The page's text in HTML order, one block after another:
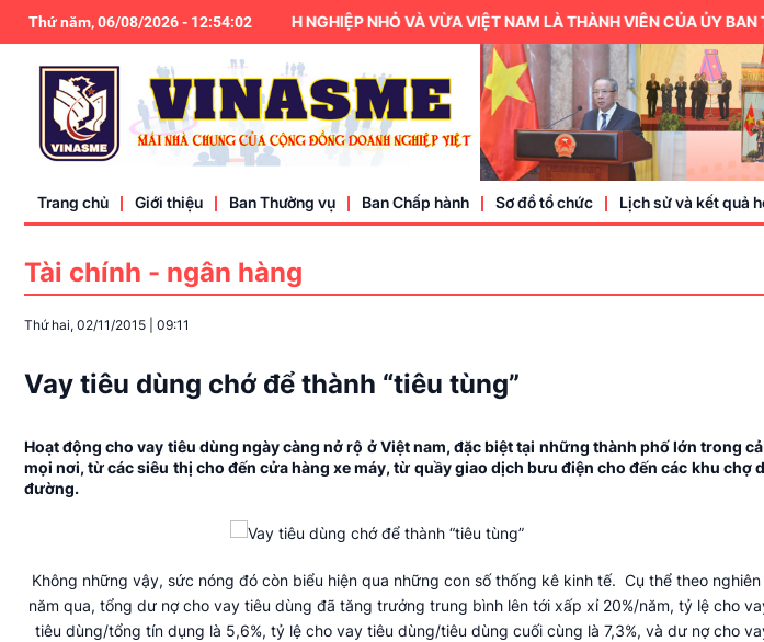
Thứ năm, 06/08/2026- 12:54:02
HIỆP HỘI DOANH NGHIỆP NHỎ VÀ VỪA VIỆT NAM LÀ THÀNH VIÊN CỦA ỦY BAN
Trang chủ Giới thiệu
Điều lệ
Liên hệ
Ban Thường vụ Ban Chấp hành Sơ đồ tổ chức Lịch sử và kết quả
Tài chính - ngân hàng
Thứ hai, 02/11/2015 09:11
Vay tiêu dùng chớ để thành “tiêu tùng”
Hoạt động cho vay tiêu dùng ngày càng nở rộ ở Việt nam, đặc biệt tại những thành phố lớn trong
mọi nơi, từ các siêu thị cho đến cửa hàng xe máy, từ quầy giao dịch bưu điện cho đến các khu chợ
đường.
Không những vậy, sức nóng đó còn biểu hiện qua những con số thống kê kinh tế. Cụ thể theo
năm qua, tổng dư nợ cho vay tiêu dùng đã tăng trưởng trung bình lên tới xấp xỉ 20%/năm, tỷ lệ cho
tiêu dùng/tổng tín dụng là 5,6%, tỷ lệ cho vay tiêu dùng/tiêu dùng cuối cùng là 7,3%, và dư nợ cho